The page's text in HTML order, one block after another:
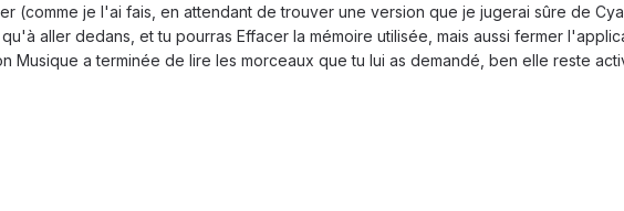
(comme je l'ai fais, en attendant de trouver une version que je jugerai sûre de
aller dedans, et tu pourras Effacer la mémoire utilisée, mais aussi fermer
Musique a terminée de lire les morceaux que tu lui as demandé, ben elle reste